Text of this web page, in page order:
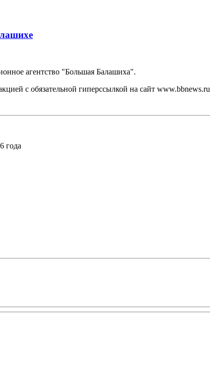
агентство "Большая Балашиха".
с обязательной гиперссылкой на сайт www.bbnews.ru
года